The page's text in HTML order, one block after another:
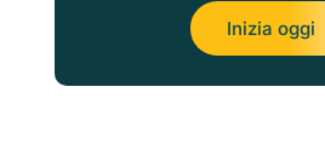
Inizia oggi